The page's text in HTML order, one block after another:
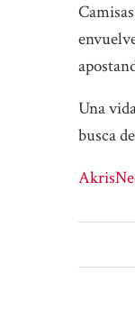
Una
busca
Akris